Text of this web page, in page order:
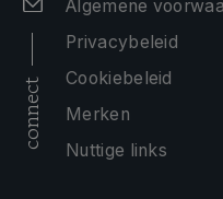
connect
Algemene
Privacybeleid
Cookiebeleid
Merken
Nuttige links